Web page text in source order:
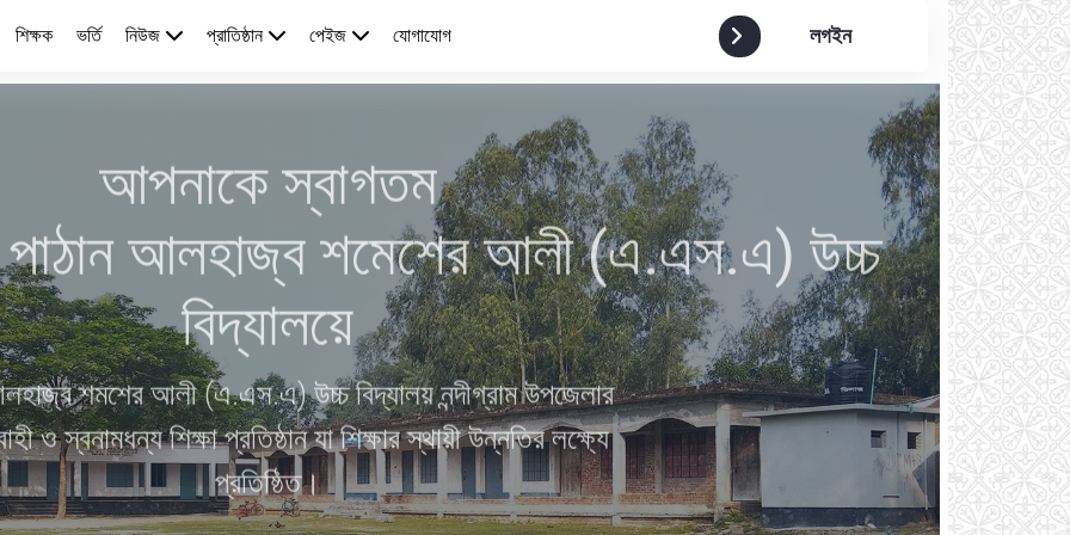
শিক্ষক ভর্তি নিউজ প্রাতিষ্ঠান পেইজ যোগাযোগ লগইন
আপনাকে স্বাগতম
পাঠান আলহাজ্ব শমেশের আলী (এ.এস.এ) উচ্চ
বিদ্যালয়ে
শমশের আলী (এ.এস.এ) উচ্চ বিদ্যালয় নন্দীগ্রাম উপজেলার
ও স্বনামধন্য শিক্ষা প্রতিষ্ঠান যা শিক্ষার স্থায়ী উন্নতির লক্ষ্যে
প্রতিষ্ঠিত।